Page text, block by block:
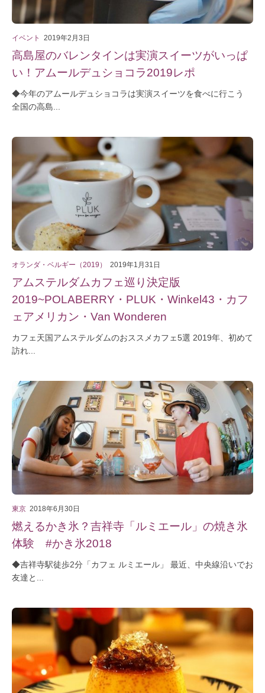
イベント 2019年2月3日
高島屋のバレンタインは実演スイーツがいっぱ
い！アムールデュショコラ2019レポ
◆今年のアムールデュショコラは実演スイーツを食べに行こう
全国の高島...
オランダ・ベルギー（2019） 2019年1月31日
アムステルダムカフェ巡り決定版
2019~POLABERRY・PLUK・Winkel43・カフ
ェアメリカン・Van Wonderen
カフェ天国アムステルダムのおススメカフェ5選 2019年、初めて
訪れ...
東京 2018年6月30日
燃えるかき氷？吉祥寺「ルミエール」の焼き氷
体験 #かき氷2018
◆吉祥寺駅徒歩2分「カフェ ルミエール」 最近、中央線沿いでお
友達と...